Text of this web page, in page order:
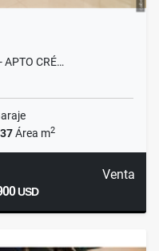
APTO CRÉ…
Área m2
Venta
USD